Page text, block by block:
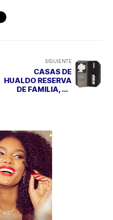
SIGUIENTE
CASAS DE
HUALDO RESERVA
DE FAMILIA, un